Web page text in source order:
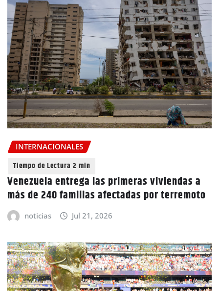
INTERNACIONALES
Venezuela entrega las primeras viviendas a
más de 240 familias afectadas por terremoto
noticias Jul 21, 2026